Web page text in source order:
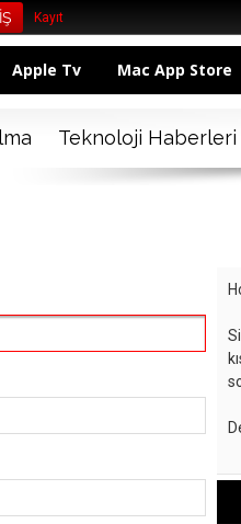
Kayıt
Apple Tv Mac App Store
Teknoloji Haberleri